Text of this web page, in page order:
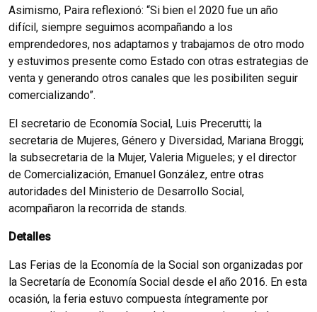
Asimismo, Paira reflexionó: “Si bien el 2020 fue un año
difícil, siempre seguimos acompañando a los
emprendedores, nos adaptamos y trabajamos de otro modo
y estuvimos presente como Estado con otras estrategias de
venta y generando otros canales que les posibiliten seguir
comercializando”.
El secretario de Economía Social, Luis Precerutti; la
secretaria de Mujeres, Género y Diversidad, Mariana Broggi;
la subsecretaria de la Mujer, Valeria Migueles; y el director
de Comercialización, Emanuel González, entre otras
autoridades del Ministerio de Desarrollo Social,
acompañaron la recorrida de stands.
Detalles
Las Ferias de la Economía de la Social son organizadas por
la Secretaría de Economía Social desde el año 2016. En esta
ocasión, la feria estuvo compuesta íntegramente por